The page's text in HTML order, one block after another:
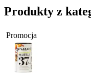
Produkty z
Promocja